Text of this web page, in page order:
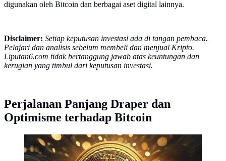
digunakan oleh Bitcoin dan berbagai aset digital lainnya.
Disclaimer: Setiap keputusan investasi ada di tangan pembaca.
Pelajari dan analisis sebelum membeli dan menjual Kripto.
Liputan6.com tidak bertanggung jawab atas keuntungan dan
kerugian yang timbul dari keputusan investasi.
Perjalanan Panjang Draper dan
Optimisme terhadap Bitcoin
Ilustrasi aset kripto Bitcoin. (Foto By AI)